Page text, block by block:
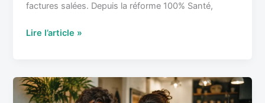
factures salées. Depuis la réforme 100% Santé,
Lire l’article »
Mutuelle
TNS